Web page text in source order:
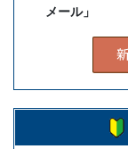
メール」